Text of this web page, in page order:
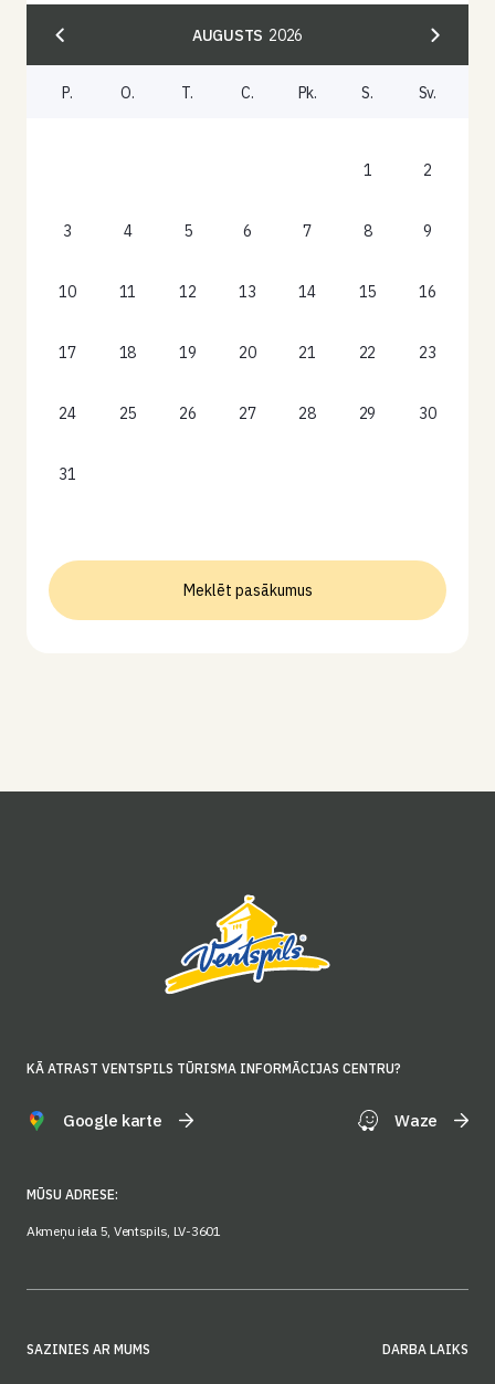
AUGUSTS 2026
P. O. T. C. Pk. S. Sv.
1 2
3 4 5 6 7 8 9
10 11 12 13 14 15 16
17 18 19 20 21 22 23
24 25 26 27 28 29 30
31
Meklēt pasākumus
KĀ ATRAST VENTSPILS TŪRISMA INFORMĀCIJAS CENTRU?
Google karte Waze
MŪSU ADRESE:
Akmeņu iela 5, Ventspils, LV-3601
SAZINIES AR MUMS DARBA LAIKS